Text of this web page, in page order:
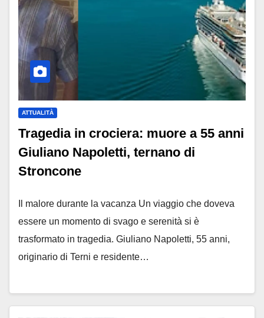
ATTUALITÀ
Tragedia in crociera: muore a 55 anni
Giuliano Napoletti, ternano di
Stroncone
Il malore durante la vacanza Un viaggio che doveva
essere un momento di svago e serenità si è
trasformato in tragedia. Giuliano Napoletti, 55 anni,
originario di Terni e residente…